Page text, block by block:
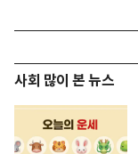
사회 많이 본 뉴스